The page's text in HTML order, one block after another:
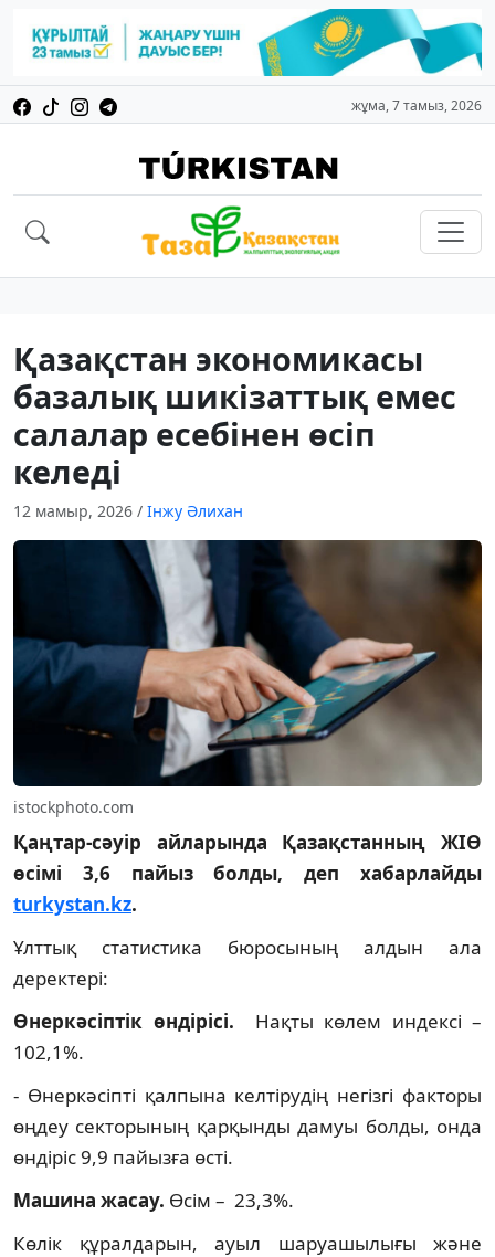
жұма, 7 тамыз, 2026
Қазақстан экономикасы
базалық шикізаттық емес
салалар есебінен өсіп
келеді
12 мамыр, 2026 / Інжу Әлихан
istockphoto.com
Қаңтар-сәуір айларында Қазақстанның ЖІӨ
өсімі 3,6 пайыз болды, деп хабарлайды
turkystan.kz.
Ұлттық статистика бюросының алдын ала
деректері:
Өнеркәсіптік өндірісі.
Нақты көлем индексі –
102,1%.
- Өнеркәсіпті қалпына келтірудің негізгі факторы
өңдеу секторының қарқынды дамуы болды, онда
өндіріс 9,9 пайызға өсті.
Машина жасау. Өсім – 23,3%.
Көлік құралдарын, ауыл шаруашылығы және